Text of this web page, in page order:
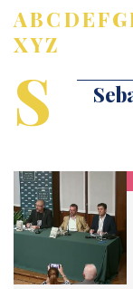
ABCDEFG
XYZ
S